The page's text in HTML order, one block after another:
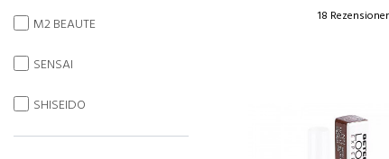
18
M2 BEAUTE
SENSAI
SHISEIDO